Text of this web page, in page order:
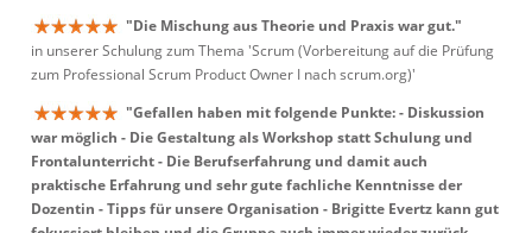
"Die Mischung aus Theorie und Praxis war gut."
in unserer Schulung zum Thema 'Scrum (Vorbereitung auf die Prüfung
zum Professional Scrum Product Owner I nach scrum.org)'
"Gefallen haben mit folgende Punkte: - Diskussion
war möglich - Die Gestaltung als Workshop statt Schulung und
Frontalunterricht - Die Berufserfahrung und damit auch
praktische Erfahrung und sehr gute fachliche Kenntnisse der
Dozentin - Tipps für unsere Organisation - Brigitte Evertz kann gut